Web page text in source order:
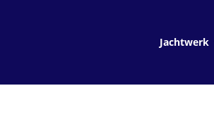
Jachtwerk